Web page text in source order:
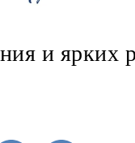
и ярких